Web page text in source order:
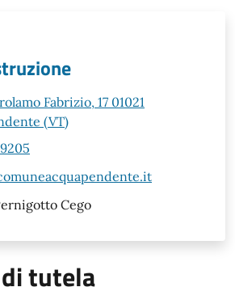
Fabrizio, 17 01021
(VT)
Cego
tutela